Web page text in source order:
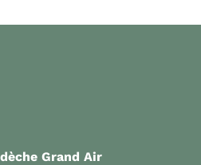
Grand Air